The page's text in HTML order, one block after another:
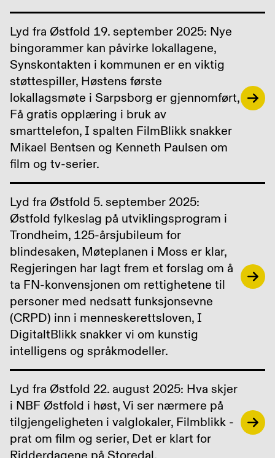
Lyd fra Østfold 19. september 2025: Nye
bingorammer kan påvirke lokallagene,
Synskontakten i kommunen er en viktig
støttespiller, Høstens første
lokallagsmøte i Sarpsborg er gjennomført,
Få gratis opplæring i bruk av
smarttelefon, I spalten FilmBlikk snakker
Mikael Bentsen og Kenneth Paulsen om
film og tv-serier.
Lyd fra Østfold 5. september 2025:
Østfold fylkeslag på utviklingsprogram i
Trondheim, 125-årsjubileum for
blindesaken, Møteplanen i Moss er klar,
Regjeringen har lagt frem et forslag om å
ta FN-konvensjonen om rettighetene til
personer med nedsatt funksjonsevne
(CRPD) inn i menneskerettsloven, I
DigitaltBlikk snakker vi om kunstig
intelligens og språkmodeller.
Lyd fra Østfold 22. august 2025: Hva skjer
i NBF Østfold i høst, Vi ser nærmere på
tilgjengeligheten i valglokaler, Filmblikk -
prat om film og serier, Det er klart for